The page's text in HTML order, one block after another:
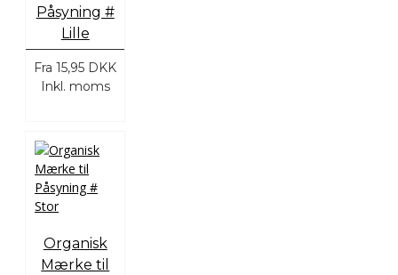
Påsyning #
Lille
Fra 15,95 DKK
Inkl. moms
Organisk
Mærke til